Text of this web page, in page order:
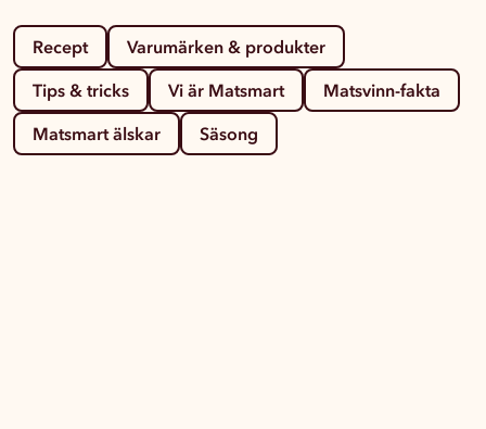
Recept
Varumärken & produkter
Tips & tricks
Vi är Matsmart
Matsvinn-fakta
Matsmart älskar
Säsong